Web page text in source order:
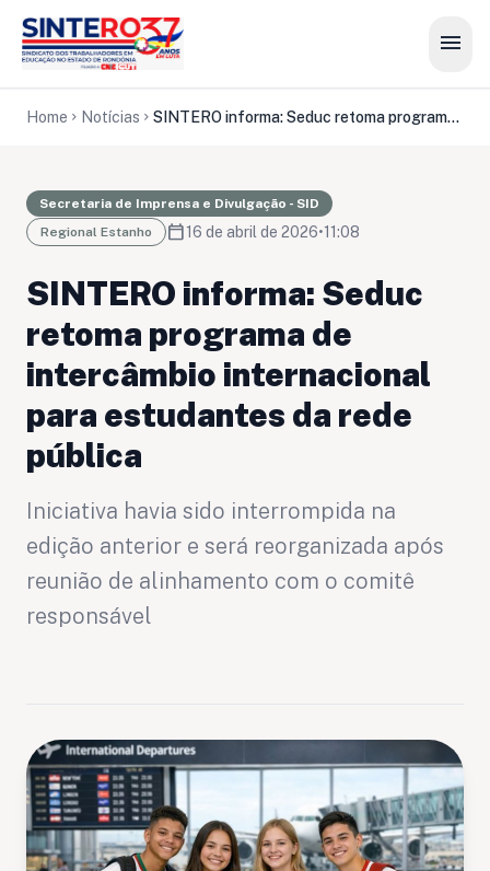
menu
Home chevron_right Notícias chevron_right SINTERO informa: Seduc retoma programa de intercâmbio internacional para estudantes da rede pública
Secretaria de Imprensa e Divulgação - SID
Regional Estanho
calendar_today16 de abril de 2026•11:08
SINTERO informa: Seduc
retoma programa de
intercâmbio internacional
para estudantes da rede
pública
Iniciativa havia sido interrompida na
edição anterior e será reorganizada após
reunião de alinhamento com o comitê
responsável